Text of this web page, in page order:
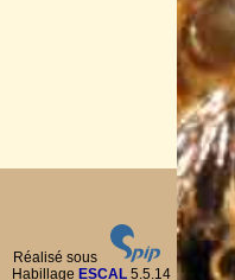
Réalisé sous
Habillage ESCAL 5.5.14